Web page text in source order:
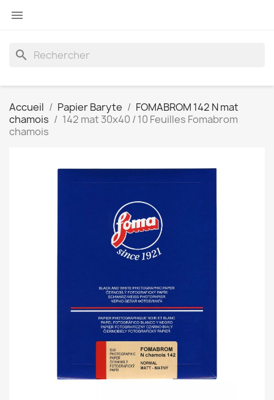

search
Accueil Papier Baryte
FOMABROM 142 N mat
chamois
142 mat 30x40 / 10 Feuilles Fomabrom
chamois